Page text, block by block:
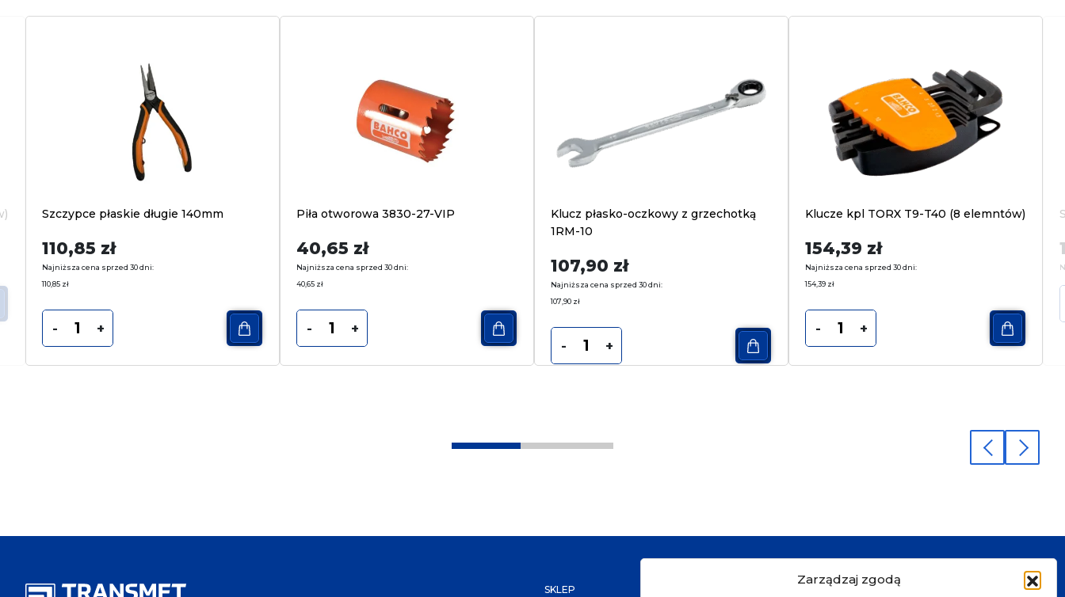
Zarządzaj zgodą
Szczypce płaskie długie 140mm
110,85 zł
Najniższa cena sprzed 30 dni:
110,85 zł
- +
Piła otworowa 3830-27-VIP
40,65 zł
Najniższa cena sprzed 30 dni:
40,65 zł
- +
Klucz płasko-oczkowy z grzechotką
1RM-10
107,90 zł
Najniższa cena sprzed 30 dni:
107,90 zł
- +
Klucze kpl TORX T9-T40 (8 elemntów)
154,39 zł
Najniższa cena sprzed 30 dni:
154,39 zł
- +
SKLEP